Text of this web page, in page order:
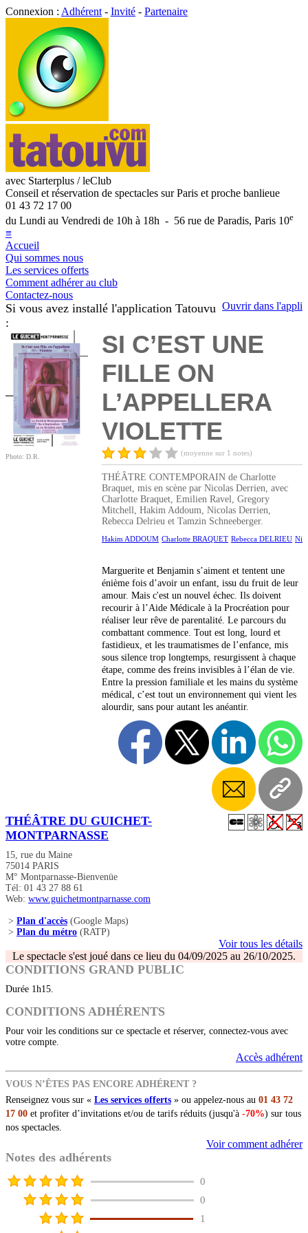
Connexion : Adhérent - Invité - Partenaire
avec Starterplus / leClub
Conseil et réservation de spectacles sur Paris et proche banlieue
01 43 72 17 00
du Lundi au Vendredi de 10h à 18h - 56 rue de Paradis, Paris 10e
≡
Accueil
Qui sommes nous
Les services offerts
Comment adhérer au club
Contactez-nous
Ouvrir dans l'appli
Si vous avez installé l'application Tatouvu
:
Photo: D.R.
SI C’EST UNE
FILLE ON
L’APPELLERA
VIOLETTE
(moyenne sur 1 notes)
THÉÂTRE CONTEMPORAIN de Charlotte
Braquet, mis en scène par Nicolas Derrien, avec
Charlotte Braquet, Emilien Ravel, Gregory
Mitchell, Hakim Addoum, Nicolas Derrien,
Rebecca Delrieu et Tamzin Schneeberger.
Hakim ADDOUM Charlotte BRAQUET Rebecca DELRIEU
Marguerite et Benjamin s’aiment et tentent une
énième fois d’avoir un enfant, issu du fruit de leur
amour. Mais c'est un nouvel échec. Ils doivent
recourir à l’Aide Médicale à la Procréation pour
réaliser leur rêve de parentalité. Le parcours du
combattant commence. Tout est long, lourd et
fastidieux, et les traumatismes de l’enfance, mis
sous silence trop longtemps, resurgissent à chaque
étape, comme des freins invisibles à l’élan de vie.
Entre la pression familiale et les mains du système
médical, c’est tout un environnement qui vient les
alourdir, sans pour autant les anéantir.
THÉÂTRE DU GUICHET-
MONTPARNASSE
15, rue du Maine
75014 PARIS
M° Montparnasse-Bienvenüe
Tél: 01 43 27 88 61
Web: www.guichetmontparnasse.com
> Plan d'accès (Google Maps)
> Plan du métro (RATP)
Voir tous les détails
Le spectacle s'est joué dans ce lieu du 04/09/2025 au 26/10/2025.
CONDITIONS GRAND PUBLIC
Durée 1h15.
CONDITIONS ADHÉRENTS
Pour voir les conditions sur ce spectacle et réserver, connectez-vous avec
votre compte.
Accès adhérent
VOUS N’ÊTES PAS ENCORE ADHÉRENT ?
Renseignez vous sur « Les services offerts » ou appelez-nous au 01 43 72
17 00 et profiter d’invitations et/ou de tarifs réduits (jusqu'à -70%) sur tous
nos spectacles.
Voir comment adhérer
Notes des adhérents
0
0
1